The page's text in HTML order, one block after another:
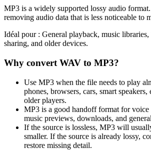
MP3 is a widely supported lossy audio
removing audio data that is less noticeable to
Idéal pour : General playback, music libraries,
sharing, and older devices.
Why convert WAV to MP3?
Use MP3 when the file needs to play
phones, browsers, cars, smart speakers,
older players.
MP3 is a good handoff format for voice
music previews, downloads, and
If the source is lossless, MP3 will
smaller. If the source is already lossy,
restore missing detail.